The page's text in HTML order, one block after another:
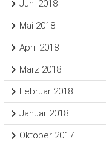
Juni 2018
Mai 2018
April 2018
März 2018
Februar 2018
Januar 2018
Oktober 2017